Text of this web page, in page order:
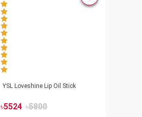
YSL Loveshine Lip Oil Stick
৳5524 ৳5800